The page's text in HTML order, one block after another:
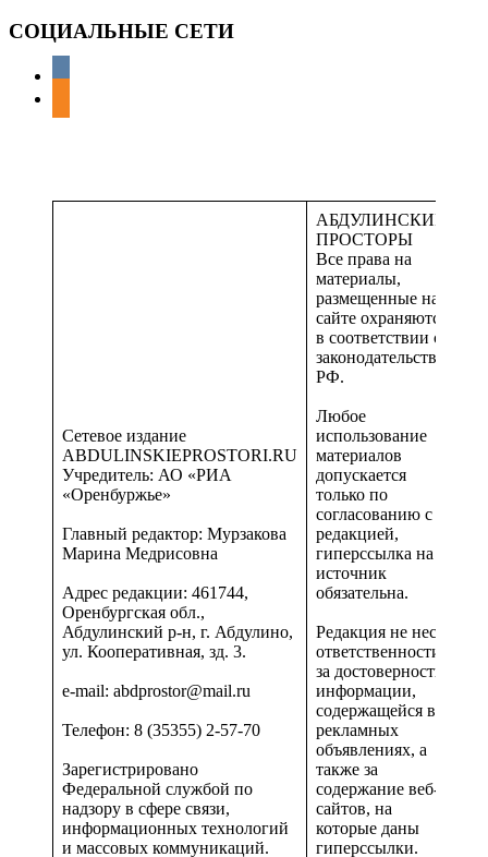
СОЦИАЛЬНЫЕ СЕТИ
Сетевое издание
ABDULINSKIEPROSTORI.RU
Учредитель: АО «РИА
«Оренбуржье»
Главный редактор: Мурзакова
Марина Медрисовна
Адрес редакции: 461744,
Оренбургская обл.,
Абдулинский р-н, г. Абдулино,
ул. Кооперативная, зд. 3.
e-mail: abdprostor@mail.ru
Телефон: 8 (35355) 2-57-70
Зарегистрировано
Федеральной службой по
надзору в сфере связи,
информационных технологий
и массовых коммуникаций.
АБДУЛИНСКИЕ
ПРОСТОРЫ
Все права на
материалы,
размещенные на
сайте охраняются
в соответствии с
законодательством
РФ.
Любое
использование
материалов
допускается
только по
согласованию с
редакцией,
гиперссылка на
источник
обязательна.
Редакция не несет
ответственности
за достоверность
информации,
содержащейся в
рекламных
объявлениях, а
также за
содержание веб-
сайтов, на
которые даны
гиперссылки.